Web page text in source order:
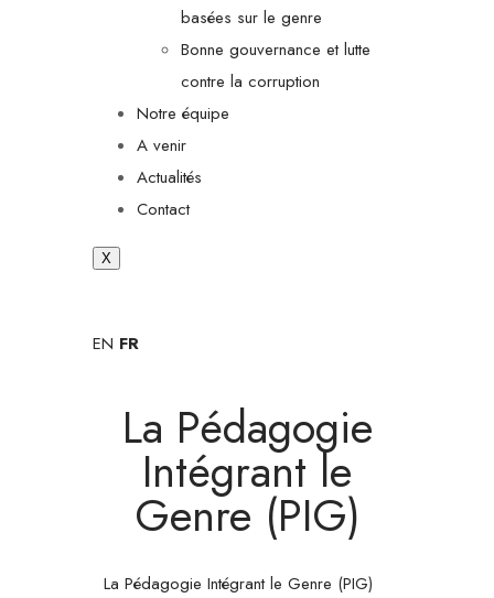
basées sur le genre
Bonne gouvernance et lutte
contre la corruption
Notre équipe
A venir
Actualités
Contact
X
EN FR
La Pédagogie
Intégrant le
Genre (PIG)
La Pédagogie Intégrant le Genre (PIG)